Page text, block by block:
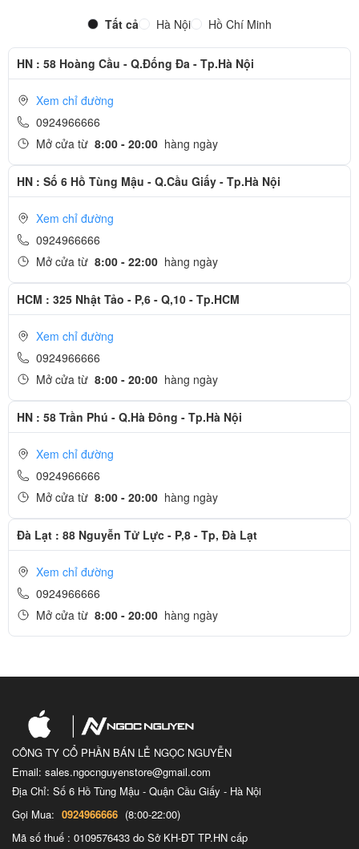
Tất cả Hà Nội Hồ Chí Minh
HN : 58 Hoàng Cầu - Q.Đống Đa - Tp.Hà Nội
Xem chỉ đường
0924966666
Mở cửa từ 8:00 - 20:00 hàng ngày
HN : Số 6 Hồ Tùng Mậu - Q.Cầu Giấy - Tp.Hà Nội
Xem chỉ đường
0924966666
Mở cửa từ 8:00 - 22:00 hàng ngày
HCM : 325 Nhật Tảo - P,6 - Q,10 - Tp.HCM
Xem chỉ đường
0924966666
Mở cửa từ 8:00 - 20:00 hàng ngày
HN : 58 Trần Phú - Q.Hà Đông - Tp.Hà Nội
Xem chỉ đường
0924966666
Mở cửa từ 8:00 - 20:00 hàng ngày
Đà Lạt : 88 Nguyễn Tử Lực - P,8 - Tp, Đà Lạt
Xem chỉ đường
0924966666
Mở cửa từ 8:00 - 20:00 hàng ngày
CÔNG TY CỔ PHẦN BÁN LẺ NGỌC NGUYỄN
Email: sales.ngocnguyenstore@gmail.com
Địa Chỉ: Số 6 Hồ Tùng Mậu - Quận Cầu Giấy - Hà Nội
Gọi Mua: 0924966666 (8:00-22:00)
Mã số thuế : 0109576433 do Sở KH-ĐT TP.HN cấp